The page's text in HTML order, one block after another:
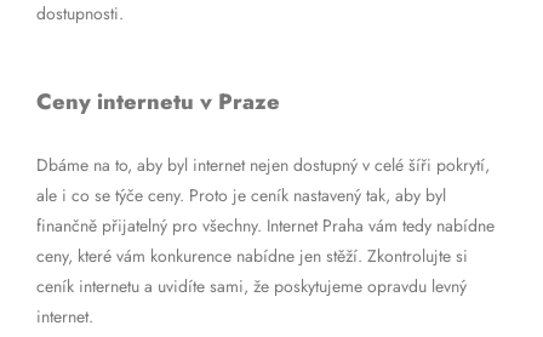
dostupnosti.
Ceny internetu v Praze
Dbáme na to, aby byl internet nejen dostupný v celé šíři pokrytí,
ale i co se týče ceny. Proto je ceník nastavený tak, aby byl
finančně přijatelný pro všechny. Internet Praha vám tedy nabídne
ceny, které vám konkurence nabídne jen stěží. Zkontrolujte si
ceník internetu a uvidíte sami, že poskytujeme opravdu levný
internet.